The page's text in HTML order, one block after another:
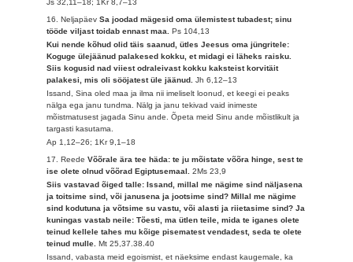
Js 32,11–18; 1Kr 8,7–13
16. NeljapäevSa joodad mägesid oma ülemistest tubadest; sinu
tööde viljast toidab ennast maa.Ps 104,13
Kui nende kõhud olid täis saanud, ütles Jeesus oma jüngritele:
Koguge ülejäänud palakesed kokku, et midagi ei läheks raisku.
Siis kogusid nad viiest odraleivast kokku kaksteist korvitäit
palakesi, mis oli sööjatest üle jäänud.Jh 6,12–13
Issand, Sina oled maa ja ilma nii imeliselt loonud, et keegi ei peaks
nälga ega janu tundma. Nälg ja janu tekivad vaid inimeste
mõistmatusest jagada Sinu ande. Õpeta meid Sinu ande mõistlikult ja
targasti kasutama.
Ap 1,12–26; 1Kr 9,1–18
17. ReedeVõõrale ära tee häda: te ju mõistate võõra hinge, sest te
ise olete olnud võõrad Egiptusemaal.2Ms 23,9
Siis vastavad õiged talle: Issand, millal me nägime sind näljasena
ja toitsime sind, või janusena ja jootsime sind? Millal me nägime
sind kodutuna ja võtsime su vastu, või alasti ja riietasime sind? Ja
kuningas vastab neile: Tõesti, ma ütlen teile, mida te iganes olete
teinud kellele tahes mu kõige pisematest vendadest, seda te olete
teinud mulle.Mt 25,37.38.40
Issand, vabasta meid egoismist, et näeksime endast kaugemale, ka